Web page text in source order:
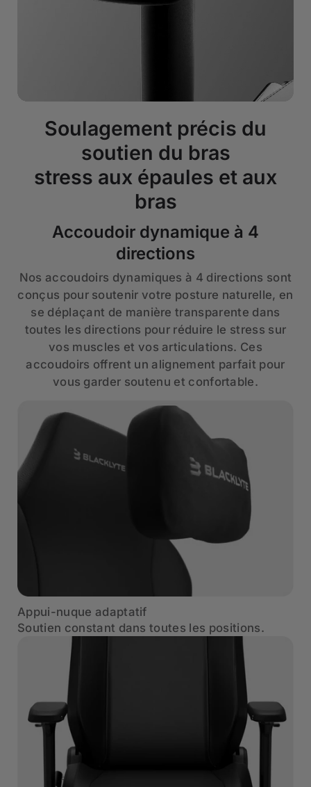
Soulagement précis du
soutien du bras
stress aux épaules et aux
bras
Accoudoir dynamique à 4
directions
Nos accoudoirs dynamiques à 4 directions sont
conçus pour soutenir votre posture naturelle, en
se déplaçant de manière transparente dans
toutes les directions pour réduire le stress sur
vos muscles et vos articulations. Ces
accoudoirs offrent un alignement parfait pour
vous garder soutenu et confortable.
Appui-nuque adaptatif
Soutien constant dans toutes les positions.